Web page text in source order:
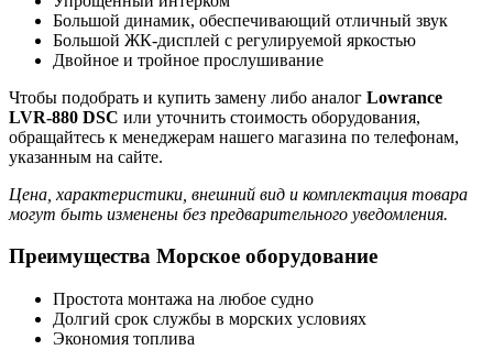
Большой динамик, обеспечивающий отличный звук
Большой ЖК-дисплей с регулируемой яркостью
Двойное и тройное прослушивание
Чтобы подобрать и купить замену либо аналог Lowrance
LVR-880 DSC или уточнить стоимость оборудования,
обращайтесь к менеджерам нашего магазина по телефонам,
указанным на сайте.
Цена, характеристики, внешний вид и комплектация товара
могут быть изменены без предварительного уведомления.
Преимущества Морское оборудование
Простота монтажа на любое судно
Долгий срок службы в морских условиях
Экономия топлива